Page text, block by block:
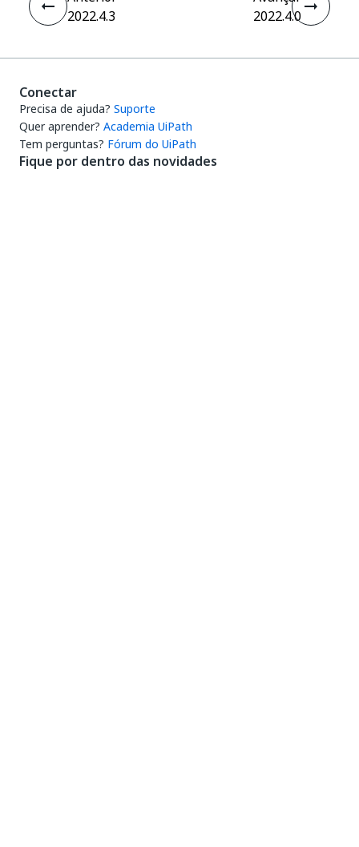
2022.4.3
2022.4.0
Conectar
Precisa de ajuda? Suporte
Quer aprender? Academia UiPath
Tem perguntas? Fórum do UiPath
Fique por dentro das novidades